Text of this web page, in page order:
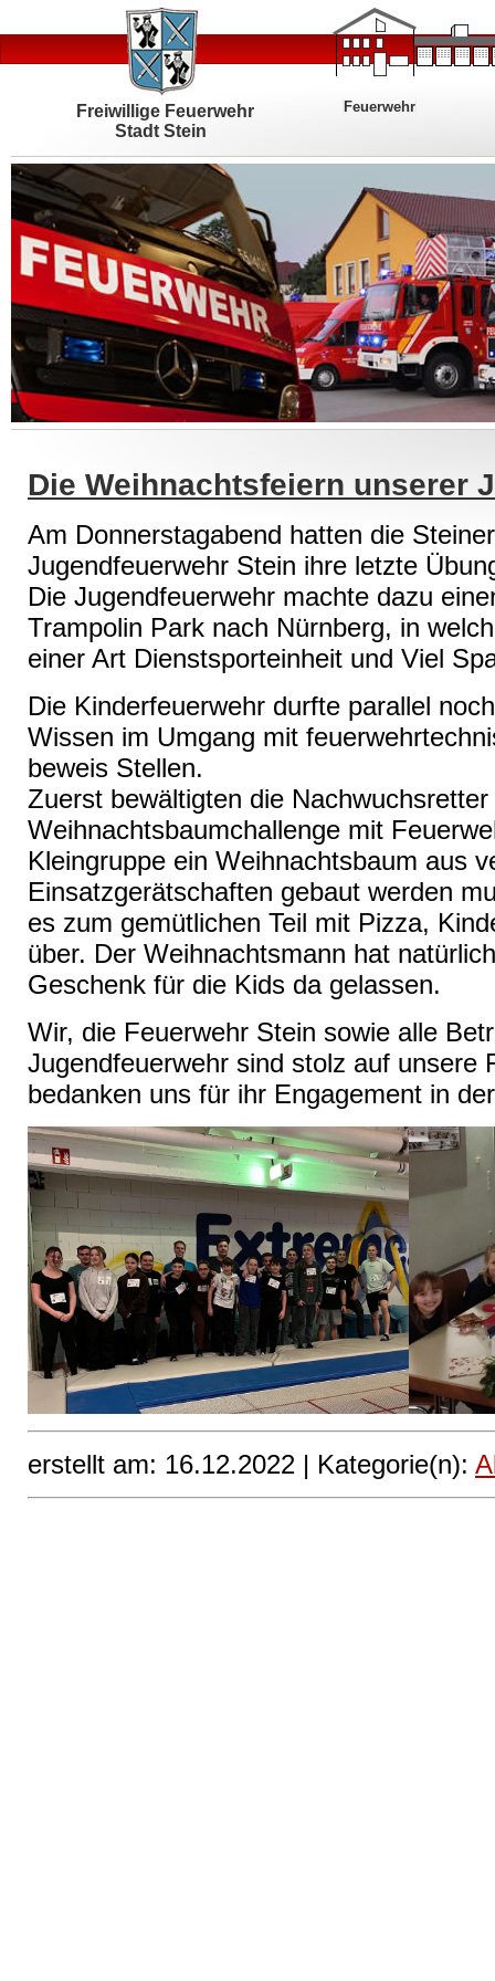
Freiwillige Feuerwehr
Stadt Stein
Feuerwehr
Die Weihnachtsfeiern unserer
Am Donnerstagabend hatten die
Jugendfeuerwehr Stein ihre letzte
Die Jugendfeuerwehr machte dazu
Trampolin Park nach Nürnberg, in
einer Art Dienstsporteinheit und Viel
Die Kinderfeuerwehr durfte parallel
Wissen im Umgang mit
beweis Stellen.
Zuerst bewältigten die
Weihnachtsbaumchallenge mit
Kleingruppe ein Weihnachtsbaum aus
Einsatzgerätschaften gebaut werden
es zum gemütlichen Teil mit Pizza,
über. Der Weihnachtsmann hat
Geschenk für die Kids da gelassen.
Wir, die Feuerwehr Stein sowie alle
Jugendfeuerwehr sind stolz auf unsere
bedanken uns für ihr Engagement in
erstellt am: 16.12.2022 | Kategorie(n):